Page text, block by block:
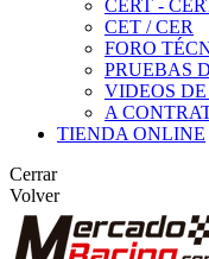
CERT -
CET / CER
FORO
PRUEBAS
VIDEOS
A
TIENDA ONLINE
Cerrar
Volver